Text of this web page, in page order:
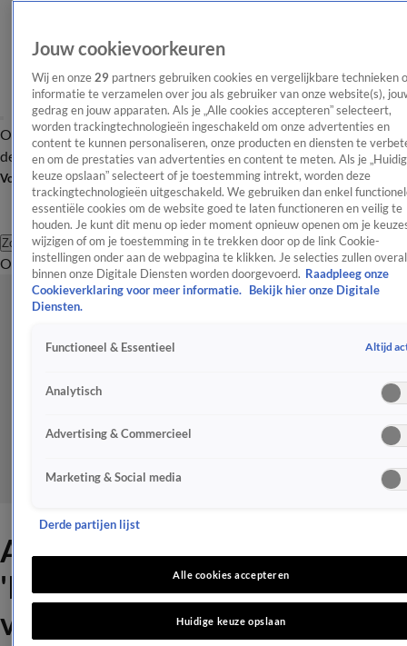
OverzichtAfleveringen Entertainment TV Algemeen
Tip
de redactieNieuwsbrief
Volg Shownieuws
Zoeken
OverzichtEntertainmentSpraakmakendRealityCrimeVideo's
Amalia welkom bij Defensie:
'Inspiratie voor meer
vrouwen'
Jouw cookievoorkeuren
Wij en onze 29 partners gebruiken cookies en vergelijkbare technieken
informatie te verzamelen over jou als gebruiker van onze website(s),
gedrag en jouw apparaten. Als je „Alle cookies accepteren” selecteert,
worden trackingtechnologieën ingeschakeld om onze advertenties en
content te kunnen personaliseren, onze producten en diensten te
en om de prestaties van advertenties en content te meten. Als je
keuze opslaan” selecteert of je toestemming intrekt, worden deze
trackingtechnologieën uitgeschakeld. We gebruiken dan enkel
essentiële cookies om de website goed te laten functioneren en veilig te
houden. Je kunt dit menu op ieder moment opnieuw openen om je
wijzigen of om je toestemming in te trekken door op de link Cookie-
instellingen onder aan de webpagina te klikken. Je selecties zullen overal
binnen onze Digitale Diensten worden doorgevoerd. Raadpleeg onze
Cookieverklaring voor meer informatie.
Bekijk hier onze Digitale
Diensten.
Functioneel & Essentieel Altijd
Analytisch
Advertising & Commercieel
Marketing & Social media
Derde partijen lijst
Alle cookies accepteren
Huidige keuze opslaan